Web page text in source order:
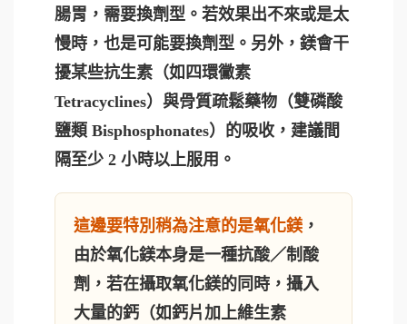
腸胃，需要換劑型。若效果出不來或是太
慢時，也是可能要換劑型。另外，鎂會干
擾某些抗生素（如四環黴素
Tetracyclines）與骨質疏鬆藥物（雙磷酸
鹽類 Bisphosphonates）的吸收，建議間
隔至少 2 小時以上服用。
這邊要特別稍為注意的是氧化鎂 ，
由於氧化鎂本身是一種抗酸／制酸
劑，若在攝取氧化鎂的同時，攝入
大量的鈣（如鈣片加上維生素